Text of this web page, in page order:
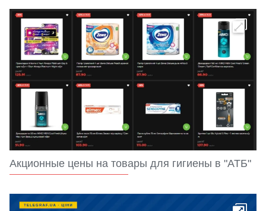
Акционные цены на товары для гигиены в "АТБ"